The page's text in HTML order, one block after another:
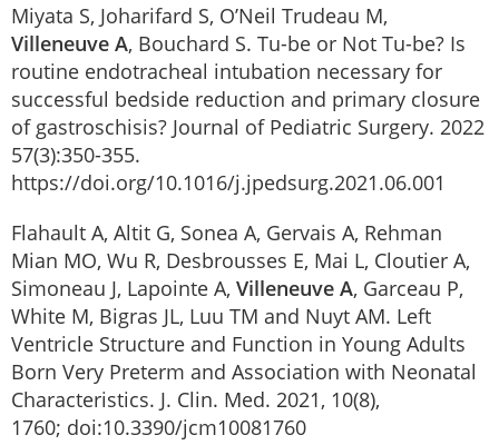
Miyata S, Joharifard S, O’Neil Trudeau M,
Villeneuve A, Bouchard S. Tu-be or Not Tu-be? Is
routine endotracheal intubation necessary for
successful bedside reduction and primary closure
of gastroschisis? Journal of Pediatric Surgery. 2022
57(3):350-355.
https://doi.org/10.1016/j.jpedsurg.2021.06.001
Flahault A, Altit G, Sonea A, Gervais A, Rehman
Mian MO, Wu R, Desbrousses E, Mai L, Cloutier A,
Simoneau J, Lapointe A, Villeneuve A, Garceau P,
White M, Bigras JL, Luu TM and Nuyt AM. Left
Ventricle Structure and Function in Young Adults
Born Very Preterm and Association with Neonatal
Characteristics. J. Clin. Med. 2021, 10(8),
1760; doi:10.3390/jcm10081760